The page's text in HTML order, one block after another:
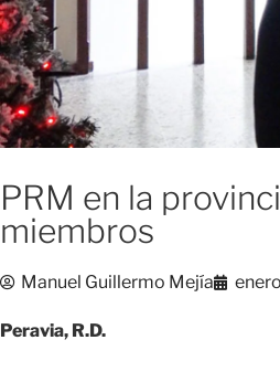
PRM en la
miembros
Manuel Guillermo Mejía
Peravia, R.D.